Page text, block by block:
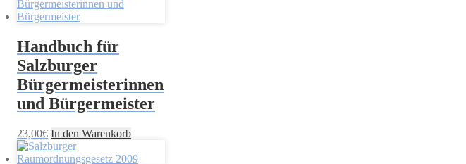
Handbuch für
Salzburger
Bürgermeisterinnen
und Bürgermeister
23,00€ In den Warenkorb